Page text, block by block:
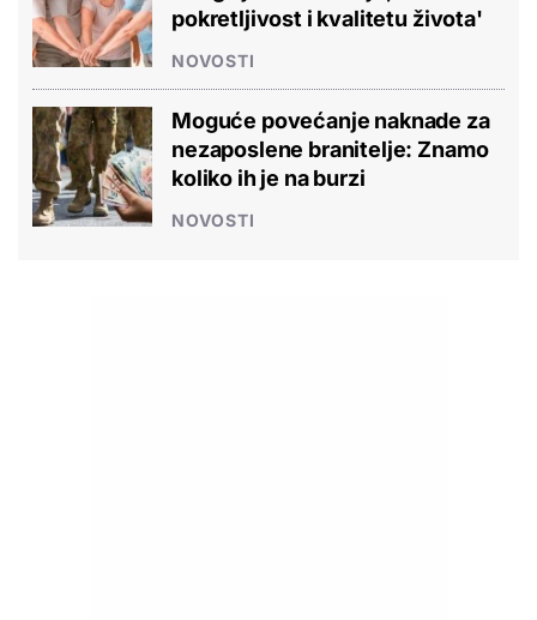
pokretljivost i kvalitetu života'
NOVOSTI
Moguće povećanje naknade za
nezaposlene branitelje: Znamo
koliko ih je na burzi
NOVOSTI